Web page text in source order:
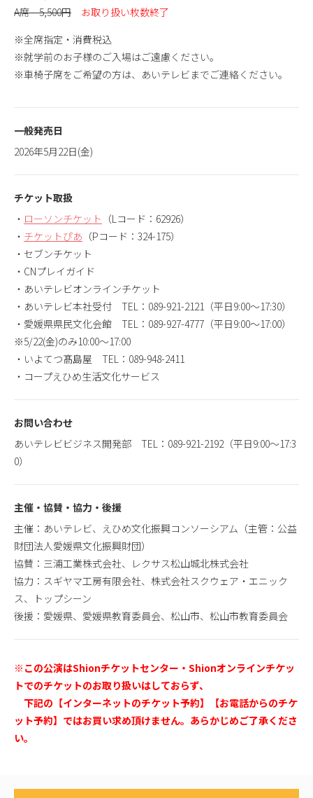
A席 5,500円
お取り扱い枚数終了
※全席指定・消費税込
※就学前のお子様のご入場はご遠慮ください。
※車椅子席をご希望の方は、あいテレビまでご連絡ください。
一般発売日
2026年5月22日(金)
チケット取扱
・ ローソンチケット （Lコード：62926）
・ チケットぴあ （Pコード：324-175）
・セブンチケット
・CNプレイガイド
・あいテレビオンラインチケット
・あいテレビ本社受付 TEL：089-921-2121（平日9:00～17:30）
・愛媛県県民文化会館 TEL：089-927-4777（平日9:00～17:00）
※5/22(金)のみ10:00～17:00
・いよてつ髙島屋 TEL：089-948-2411
・コープえひめ生活文化サービス
お問い合わせ
あいテレビビジネス開発部 TEL：089-921-2192（平日9:00～17:3
0）
主催・協賛・協力・後援
主催：あいテレビ、えひめ文化振興コンソーシアム（主管：公益
財団法人愛媛県文化振興財団）
協賛：三浦工業株式会社、レクサス松山城北株式会社
協力：スギヤマ工房有限会社、株式会社スクウェア・エニック
ス、トップシーン
後援：愛媛県、愛媛県教育委員会、松山市、松山市教育委員会
※この公演はShionチケットセンター・Shionオンラインチケッ
トでのチケットのお取り扱いはしておらず、
下記の【インターネットのチケット予約】【お電話からのチケ
ット予約】ではお買い求め頂けません。あらかじめご了承くださ
い。